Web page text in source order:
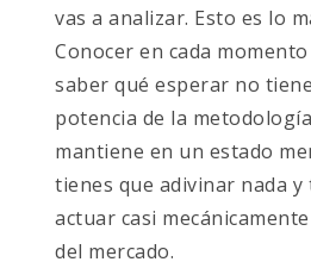
vas a analizar. Esto es lo
Conocer en cada
saber qué esperar no
potencia de la
mantiene en un estado
tienes que adivinar nada
actuar casi
del mercado.